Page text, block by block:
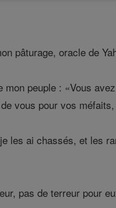
pâturage, oracle de
peuple : «Vous
vous pour vos
les ai chassés, et les
pas de terreur pour